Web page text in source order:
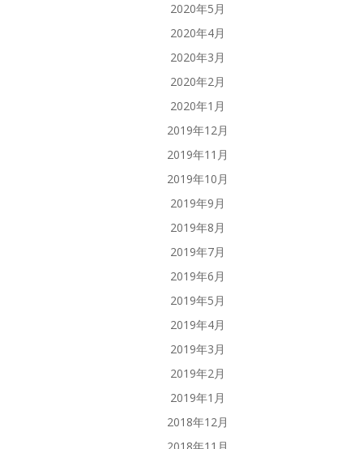
2020年5月
2020年4月
2020年3月
2020年2月
2020年1月
2019年12月
2019年11月
2019年10月
2019年9月
2019年8月
2019年7月
2019年6月
2019年5月
2019年4月
2019年3月
2019年2月
2019年1月
2018年12月